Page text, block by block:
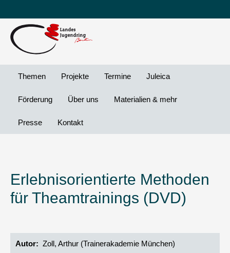
Inhalt
Preheader
Themen Projekte Termine Juleica
Förderung Über uns Materialien & mehr
Presse Kontakt
Erlebnisorientierte Methoden
für Theamtrainings (DVD)
Autor Zoll, Arthur (Trainerakademie München)